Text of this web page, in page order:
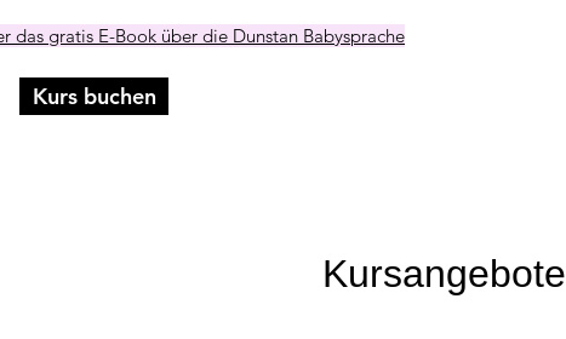
das gratis E-Book über die Dunstan Babysprache
Kurs buchen
Kursangebote